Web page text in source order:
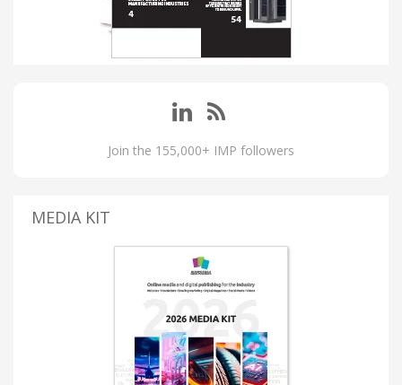
Join the 155,000+ IMP followers
MEDIA KIT